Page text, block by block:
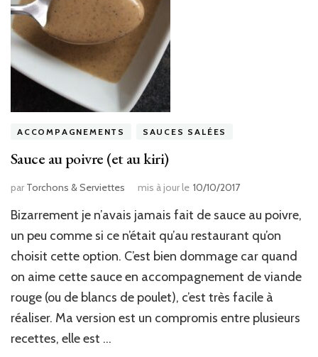
ACCOMPAGNEMENTS SAUCES SALÉES
Sauce au poivre (et au kiri)
par Torchons & Serviettes mis à jour le 10/10/2017
Bizarrement je n’avais jamais fait de sauce au poivre,
un peu comme si ce n’était qu’au restaurant qu’on
choisit cette option. C’est bien dommage car quand
on aime cette sauce en accompagnement de viande
rouge (ou de blancs de poulet), c’est très facile à
réaliser. Ma version est un compromis entre plusieurs
recettes, elle est …